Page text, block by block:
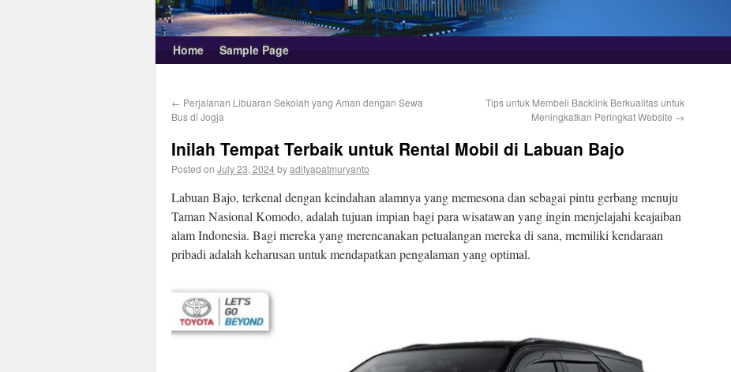
Home Sample Page
← Perjalanan Libuaran Sekolah yang Aman dengan Sewa
Bus di Jogja
Tips untuk Membeli Backlink Berkualitas untuk
Meningkatkan Peringkat Website →
Inilah Tempat Terbaik untuk Rental Mobil di Labuan Bajo
Posted on July 23, 2024byadityapatmuryanto
Labuan Bajo, terkenal dengan keindahan alamnya yang memesona dan sebagai pintu gerbang menuju
Taman Nasional Komodo, adalah tujuan impian bagi para wisatawan yang ingin menjelajahi keajaiban
alam Indonesia. Bagi mereka yang merencanakan petualangan mereka di sana, memiliki kendaraan
pribadi adalah keharusan untuk mendapatkan pengalaman yang optimal.